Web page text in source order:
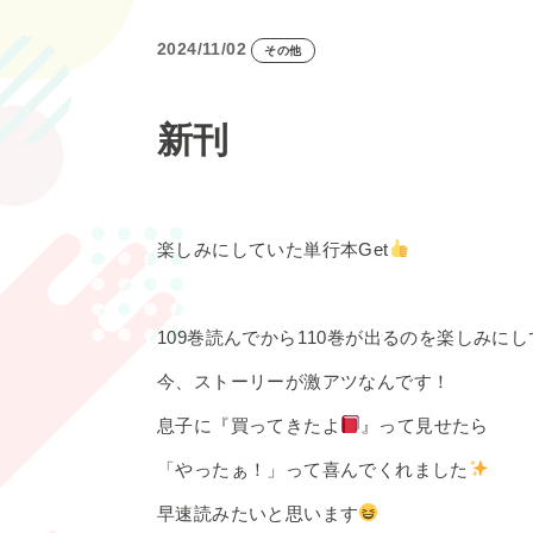
2024/11/02 その他
新刊
楽しみにしていた単行本Get
109巻読んでから110巻が出るのを楽しみにし
今、ストーリーが激アツなんです！
息子に『買ってきたよ 』って見せたら
「やったぁ！」って喜んでくれました
早速読みたいと思います